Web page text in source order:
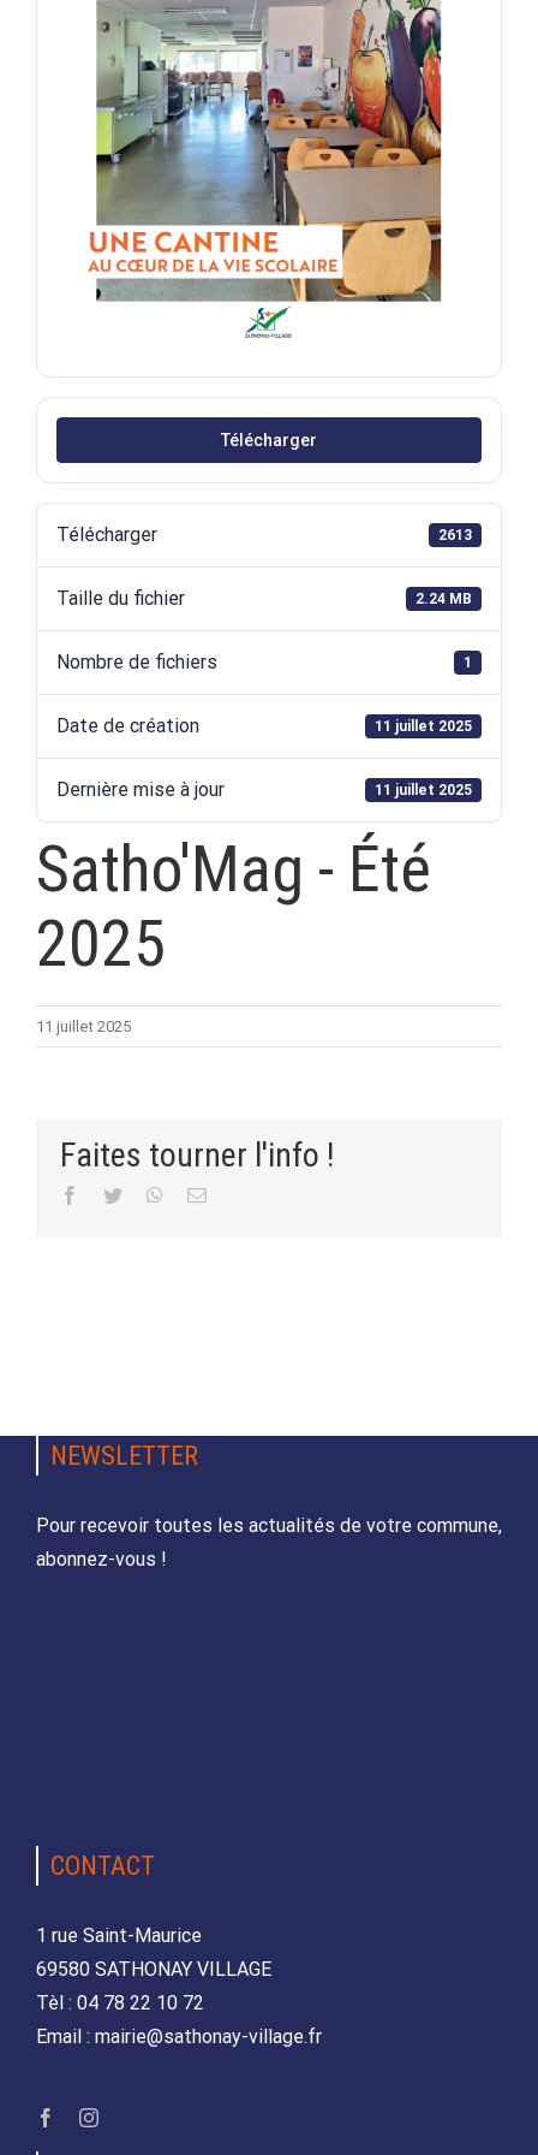
Télécharger
Télécharger 2613
Taille du fichier 2.24 MB
Nombre de fichiers 1
Date de création 11 juillet 2025
Dernière mise à jour 11 juillet 2025
Satho'Mag - Été
2025
11 juillet 2025
Faites tourner l'info !
Facebook
Twitter WhatsApp
Email
NEWSLETTER
Pour recevoir toutes les actualités de votre commune,
abonnez-vous !
CONTACT
1 rue Saint-Maurice
69580 SATHONAY VILLAGE
Tèl : 04 78 22 10 72
Email : mairie@sathonay-village.fr